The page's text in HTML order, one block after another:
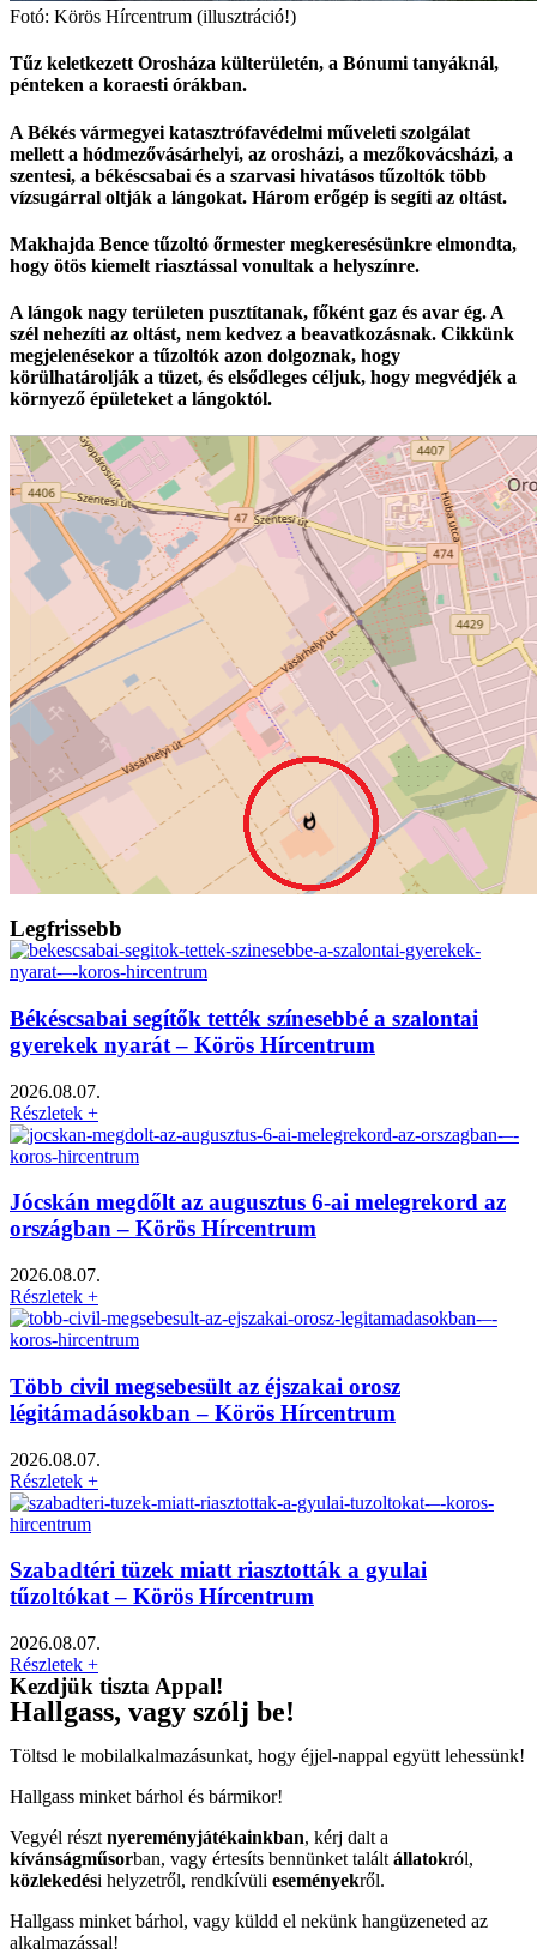
Fotó: Körös Hírcentrum (illusztráció!)
Tűz keletkezett Orosháza külterületén, a Bónumi tanyáknál,
pénteken a koraesti órákban.
A Békés vármegyei katasztrófavédelmi műveleti szolgálat
mellett a hódmezővásárhelyi, az orosházi, a mezőkovácsházi, a
szentesi, a békéscsabai és a szarvasi hivatásos tűzoltók több
vízsugárral oltják a lángokat. Három erőgép is segíti az oltást.
Makhajda Bence tűzoltó őrmester megkeresésünkre elmondta,
hogy ötös kiemelt riasztással vonultak a helyszínre.
A lángok nagy területen pusztítanak, főként gaz és avar ég. A
szél nehezíti az oltást, nem kedvez a beavatkozásnak. Cikkünk
megjelenésekor a tűzoltók azon dolgoznak, hogy
körülhatárolják a tüzet, és elsődleges céljuk, hogy megvédjék a
környező épületeket a lángoktól.
Legfrissebb
Békéscsabai segítők tették színesebbé a szalontai
gyerekek nyarát – Körös Hírcentrum
2026.08.07.
Részletek +
Jócskán megdőlt az augusztus 6-ai melegrekord az
országban – Körös Hírcentrum
2026.08.07.
Részletek +
Több civil megsebesült az éjszakai orosz
légitámadásokban – Körös Hírcentrum
2026.08.07.
Részletek +
Szabadtéri tüzek miatt riasztották a gyulai
tűzoltókat – Körös Hírcentrum
2026.08.07.
Részletek +
Kezdjük tiszta Appal!
Hallgass, vagy szólj be!
Töltsd le mobilalkalmazásunkat, hogy éjjel-nappal együtt lehessünk!
Hallgass minket bárhol és bármikor!
Vegyél részt nyereményjátékainkban, kérj dalt a
kívánságműsorban, vagy értesíts bennünket talált állatokról,
közlekedési helyzetről, rendkívüli eseményekről.
Hallgass minket bárhol, vagy küldd el nekünk hangüzeneted az
alkalmazással!